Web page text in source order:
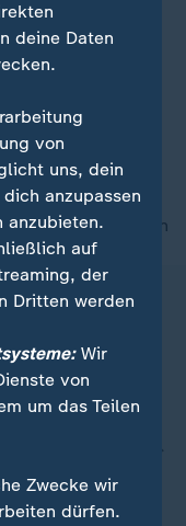
zur
de
das Thema
Korrespondent
nach oben
deine Daten
von
uns, dein
anzupassen
anzubieten.
auf
der
Dritten werden
Wir
von
um das Teilen
Zwecke wir
dürfen.